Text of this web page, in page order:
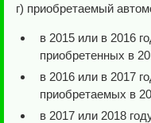
г) приобретаемый
в 2015 или в 2016
приобретенных в
в 2016 или в 2017
приобретаемых в
в 2017 или 2018